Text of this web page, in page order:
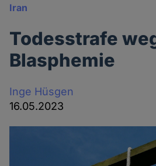
Iran
Todesstrafe
Blasphemie
Inge Hüsgen
16.05.2023